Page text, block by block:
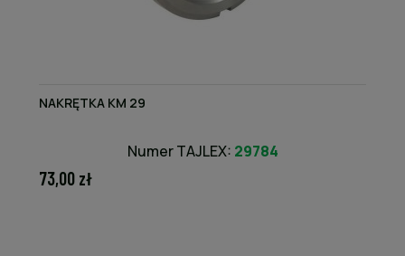
NAKRĘTKA KM 29
Numer TAJLEX: 29784
73,00 zł